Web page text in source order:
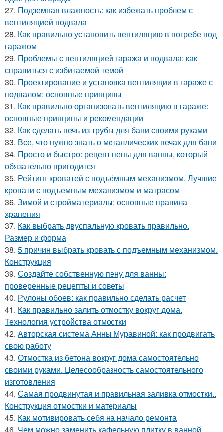
27. Подземная влажность: как избежать проблем с
вентиляцией подвала
28. Как правильно установить вентиляцию в погребе под
гаражом
29. Проблемы с вентиляцией гаража и подвала: как
справиться с избитаемой темой
30. Проектирование и установка вентиляции в гараже с
подвалом: основные принципы
31. Как правильно организовать вентиляцию в гараже:
основные принципы и рекомендации
32. Как сделать печь из трубы для бани своими руками
33. Все, что нужно знать о металлических печах для бани
34. Просто и быстро: рецепт пены для ванны, который
обязательно пригодится
35. Рейтинг кроватей с подъёмным механизмом. Лучшие
кровати с подъемным механизмом и матрасом
36. Зимой и стройматериалы: основные правила
хранения
37. Как выбрать двуспальную кровать правильно.
Размер и форма
38. 5 причин выбрать кровать с подъемным механизмом.
Конструкция
39. Создайте собственную пену для ванны:
проверенные рецепты и советы
40. Рулоны обоев: как правильно сделать расчет
41. Как правильно залить отмостку вокруг дома.
Технология устройства отмостки
42. Авторская система Анны Муравиной: как продвигать
свою работу
43. Отмостка из бетона вокруг дома самостоятельно
своими руками. Целесообразность самостоятельного
изготовления
44. Самая продвинутая и правильная заливка отмостки..
Конструкция отмостки и материалы
45. Как мотивировать себя на начало ремонта
46. Чем можно заменить кафельную плитку в ванной